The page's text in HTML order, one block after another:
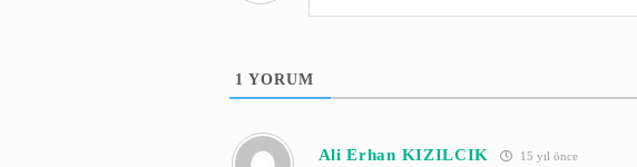
1 YORUM
Ali Erhan KIZILCIK 15 yıl önce